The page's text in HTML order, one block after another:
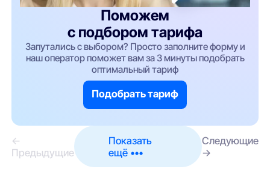
Поможем
с подбором тарифа
Запутались с выбором? Просто заполните форму и
наш оператор поможет вам за 3 минуты подобрать
оптимальный тариф
Подобрать тариф
←
Предыдущие
Показать
ещё •••
Следующие
→